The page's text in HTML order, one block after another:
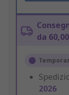
da
2026